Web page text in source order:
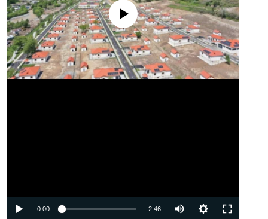
No media source currently available
0:00 2:46